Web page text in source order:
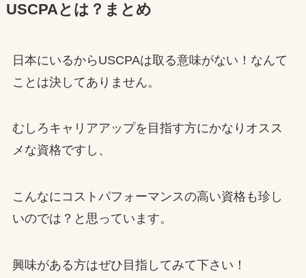
USCPAとは？まとめ
日本にいるからUSCPAは取る意味がない！なんて
ことは決してありません。
むしろキャリアアップを目指す方にかなりオスス
メな資格ですし、
こんなにコストパフォーマンスの高い資格も珍し
いのでは？と思っています。
興味がある方はぜひ目指してみて下さい！